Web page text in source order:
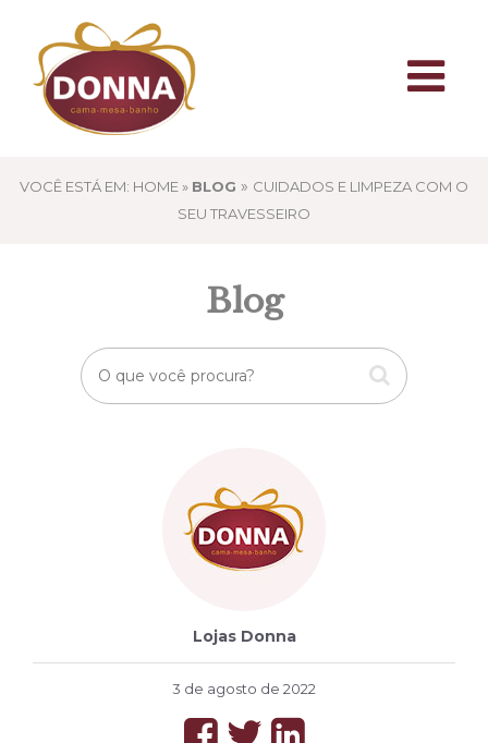
VOCÊ ESTÁ EM: HOME » BLOG » CUIDADOS E LIMPEZA COM O
SEU TRAVESSEIRO
Blog
Lojas Donna
3 de agosto de 2022